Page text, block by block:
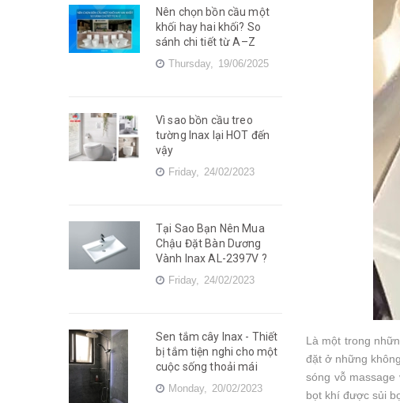
Là một trong
đặt ở những
sóng vỗ
bọt khí được sủi
Nên chọn bồn cầu một
khối hay hai khối? So
sánh chi tiết từ A–Z
Thursday, 19/06/2025
Vì sao bồn cầu treo
tường Inax lại HOT đến
vậy
Friday, 24/02/2023
Tại Sao Bạn Nên Mua
Chậu Đặt Bàn Dương
Vành Inax AL-2397V ?
Friday, 24/02/2023
Sen tắm cây Inax - Thiết
bị tắm tiện nghi cho một
cuộc sống thoải mái
Monday, 20/02/2023